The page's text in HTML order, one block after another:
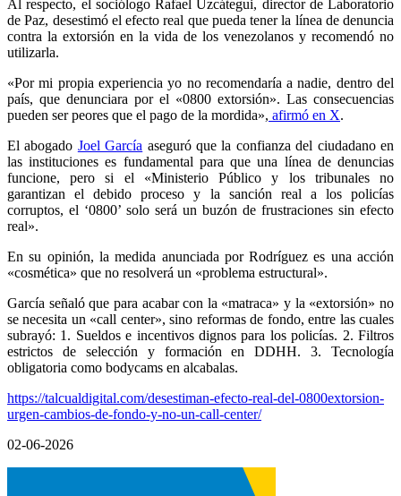
Al respecto, el sociólogo Rafael Uzcátegui, director de Laboratorio
de Paz, desestimó el efecto real que pueda tener la línea de denuncia
contra la extorsión en la vida de los venezolanos y recomendó no
utilizarla.
«Por mi propia experiencia yo no recomendaría a nadie, dentro del
país, que denunciara por el «0800 extorsión». Las consecuencias
pueden ser peores que el pago de la mordida», afirmó en X.
El abogado Joel García aseguró que la confianza del ciudadano en
las instituciones es fundamental para que una línea de denuncias
funcione, pero si el «Ministerio Público y los tribunales no
garantizan el debido proceso y la sanción real a los policías
corruptos, el ‘0800’ solo será un buzón de frustraciones sin efecto
real».
En su opinión, la medida anunciada por Rodríguez es una acción
«cosmética» que no resolverá un «problema estructural».
García señaló que para acabar con la «matraca» y la «extorsión» no
se necesita un «call center», sino reformas de fondo, entre las cuales
subrayó: 1. Sueldos e incentivos dignos para los policías. 2. Filtros
estrictos de selección y formación en DDHH. 3. Tecnología
obligatoria como bodycams en alcabalas.
https://talcualdigital.com/desestiman-efecto-real-del-0800extorsion-
urgen-cambios-de-fondo-y-no-un-call-center/
02-06-2026